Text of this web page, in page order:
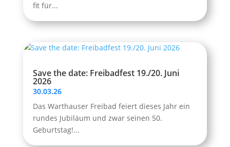
fit für...
Save the date: Freibadfest 19./20. Juni
2026
30.03.26
Das Warthauser Freibad feiert dieses Jahr ein
rundes Jubiläum und zwar seinen 50.
Geburtstag!...